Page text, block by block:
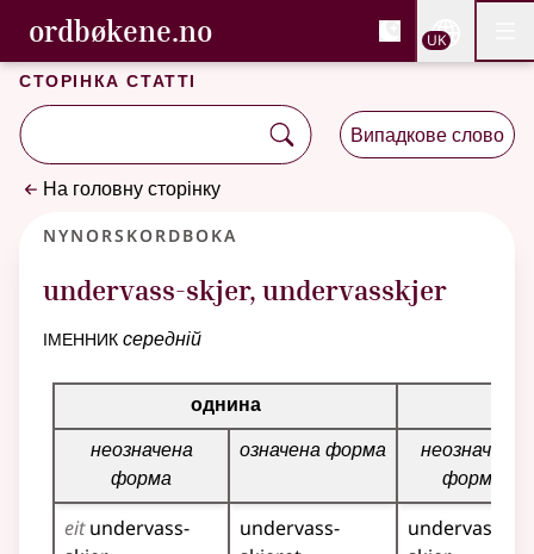
Перейти до основного вмісту
Доступність
ordbøkene.no, Cловник букмола та
Cловник букмола та Словник нюношка
UK
Сторінка статті
Випадкове слово
На головну сторінку
Nynorskordboka
undervass-skjer, undervasskjer
іменниксередній
Таблиця відмінювання для цього іменника
однина
неозначена
форма
означена форма
неозначена
форма
eitundervass­-
undervass­-
undervass­-